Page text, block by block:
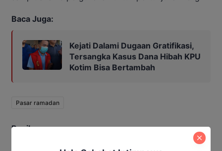
Baca Juga:
Kejati Dalami Dugaan Gratifikasi,
Tersangka Kasus Dana Hibah KPU
Kotim Bisa Bertambah
Pasar ramadan
Bagikan